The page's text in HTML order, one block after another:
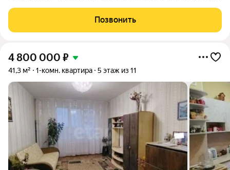
входа и один лифт.
Позвонить
4 800 000 ₽
41,3 м² 1-комн. квартира 5 этаж из 11